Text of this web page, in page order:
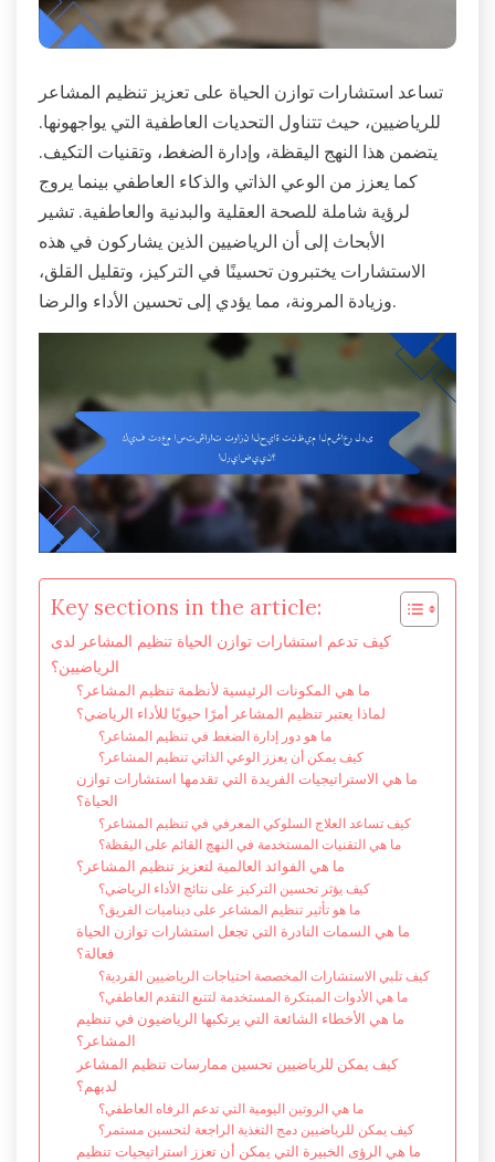
تساعد استشارات توازن الحياة على تعزيز تنظيم المشاعر
للرياضيين، حيث تتناول التحديات العاطفية التي يواجهونها.
يتضمن هذا النهج اليقظة، وإدارة الضغط، وتقنيات التكيف.
كما يعزز من الوعي الذاتي والذكاء العاطفي بينما يروج
لرؤية شاملة للصحة العقلية والبدنية والعاطفية. تشير
الأبحاث إلى أن الرياضيين الذين يشاركون في هذه
الاستشارات يختبرون تحسينًا في التركيز، وتقليل القلق،
وزيادة المرونة، مما يؤدي إلى تحسين الأداء والرضا.
Key sections in the article:
كيف تدعم استشارات توازن الحياة تنظيم المشاعر لدى
الرياضيين؟
ما هي المكونات الرئيسية لأنظمة تنظيم المشاعر؟
لماذا يعتبر تنظيم المشاعر أمرًا حيويًا للأداء الرياضي؟
ما هو دور إدارة الضغط في تنظيم المشاعر؟
كيف يمكن أن يعزز الوعي الذاتي تنظيم المشاعر؟
ما هي الاستراتيجيات الفريدة التي تقدمها استشارات توازن
الحياة؟
كيف تساعد العلاج السلوكي المعرفي في تنظيم المشاعر؟
ما هي التقنيات المستخدمة في النهج القائم على اليقظة؟
ما هي الفوائد العالمية لتعزيز تنظيم المشاعر؟
كيف يؤثر تحسين التركيز على نتائج الأداء الرياضي؟
ما هو تأثير تنظيم المشاعر على ديناميات الفريق؟
ما هي السمات النادرة التي تجعل استشارات توازن الحياة
فعالة؟
كيف تلبي الاستشارات المخصصة احتياجات الرياضيين الفردية؟
ما هي الأدوات المبتكرة المستخدمة لتتبع التقدم العاطفي؟
ما هي الأخطاء الشائعة التي يرتكبها الرياضيون في تنظيم
المشاعر؟
كيف يمكن للرياضيين تحسين ممارسات تنظيم المشاعر
لديهم؟
ما هي الروتين اليومية التي تدعم الرفاه العاطفي؟
كيف يمكن للرياضيين دمج التغذية الراجعة لتحسين مستمر؟
ما هي الرؤى الخبيرة التي يمكن أن تعزز استراتيجيات تنظيم